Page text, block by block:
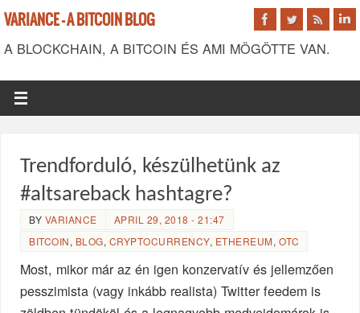
VARIANCE - A BITCOIN BLOG
A BLOCKCHAIN, A BITCOIN ÉS AMI MÖGÖTTE VAN.
Trendforduló, készülhetünk az
#altsareback hashtagre?
BY VARIANCE
APRIL 29, 2018 - 21:47
BITCOIN, BLOG, CRYPTOCURRENCY, ETHEREUM, OTC
Most, mikor már az én igen konzervatív és jellemzően
pesszimista (vagy inkább realista) Twitter feedem is